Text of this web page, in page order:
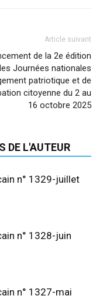
Article suivant
de la 2e édition
Journées nationales
patriotique et de
citoyenne du 2 au
16 octobre 2025
DE L'AUTEUR
n° 1329-juillet
n° 1328-juin
n° 1327-mai